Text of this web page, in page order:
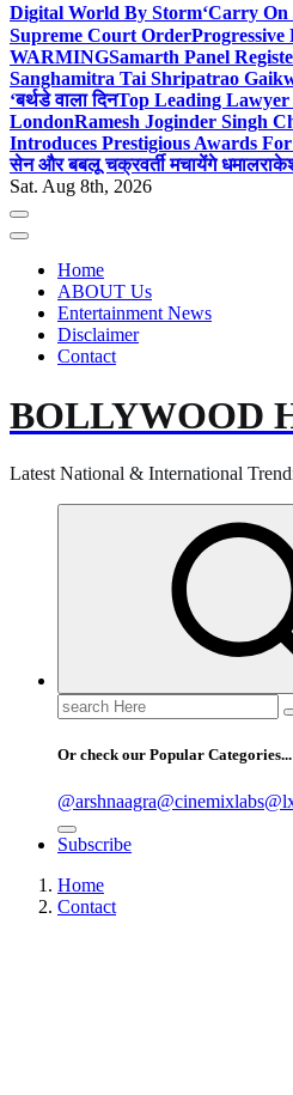
Digital World By Storm‘Carry
Supreme Court Order
WARMINGSamarth Panel
Sanghamitra Tai Shripatrao
‘बर्थडे वाला दिनTop Leading
LondonRamesh Joginder Singh
Introduces Prestigious Awards
सेन और बबलू चक्रवर्ती मचायेंगे धमाल
Sat. Aug 8th, 2026
Home
ABOUT Us
Entertainment News
Disclaimer
Contact
BOLLYWOOD
Latest National & International
Search
for:
Or check our Popular Categories...
@arshnaagra@cinemixlabs
Subscribe
Home
Contact